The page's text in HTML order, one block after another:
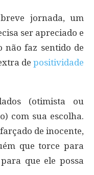
jornada, um
ser apreciado e
não faz sentido de
de positividade
(otimista ou
com sua escolha.
de inocente,
que torce para
que ele possa